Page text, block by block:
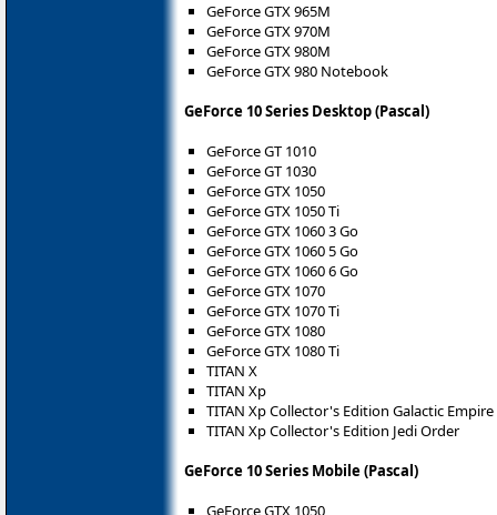
GeForce GTX 965M
GeForce GTX 970M
GeForce GTX 980M
GeForce GTX 980 Notebook
GeForce 10 Series Desktop (Pascal)
GeForce GT 1010
GeForce GT 1030
GeForce GTX 1050
GeForce GTX 1050 Ti
GeForce GTX 1060 3 Go
GeForce GTX 1060 5 Go
GeForce GTX 1060 6 Go
GeForce GTX 1070
GeForce GTX 1070 Ti
GeForce GTX 1080
GeForce GTX 1080 Ti
TITAN X
TITAN Xp
TITAN Xp Collector's Edition Galactic Empire
TITAN Xp Collector's Edition Jedi Order
GeForce 10 Series Mobile (Pascal)
GeForce GTX 1050